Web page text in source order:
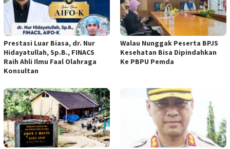
Prestasi Luar Biasa, dr. Nur
Hidayatullah, Sp.B., FINACS
Raih Ahli Ilmu Faal Olahraga
Konsultan
Walau Nunggak Peserta BPJS
Kesehatan Bisa Dipindahkan
Ke PBPU Pemda